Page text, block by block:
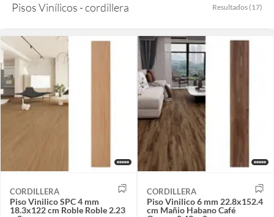
Pisos Vinílicos - cordillera Resultados (17)
CORDILLERA
Piso Vinilico SPC 4 mm
18.3x122 cm Roble Roble 2.23
CORDILLERA
Piso Vinilico 6 mm 22.8x152.4
cm Mañio Habano Café